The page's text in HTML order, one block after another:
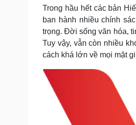
Tin nóng
Tư vấn luật
Sức khỏe
Dinh dưỡng - món ngon
Cây thuốc
Sản phụ khoa
Nhi khoa
Nam khoa
Làm đẹp - giảm cân
Trong hầu hết các bản
ban hành nhiều chính
trọng. Đời sống văn hóa,
Tuy vậy, vẫn còn nhiều
cách khá lớn về mọi mặt